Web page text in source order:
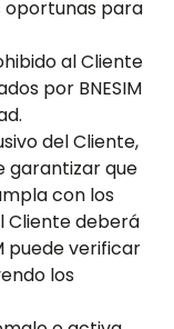
oportunas para
al Cliente
por BNESIM
del Cliente,
garantizar que
con los
Cliente deberá
puede verificar
los